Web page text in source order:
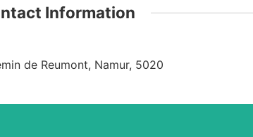
Information
de Reumont, Namur, 5020